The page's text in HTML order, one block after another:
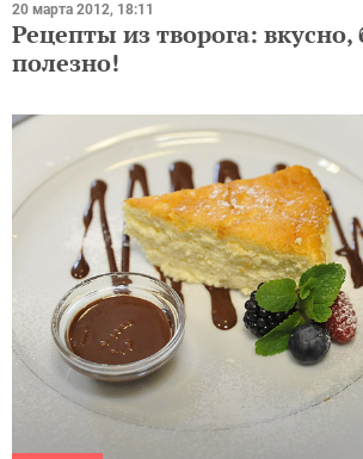
20 марта 2012, 18:11
Рецепты из творога:
полезно!